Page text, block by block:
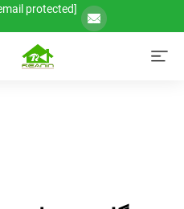
[email protected]